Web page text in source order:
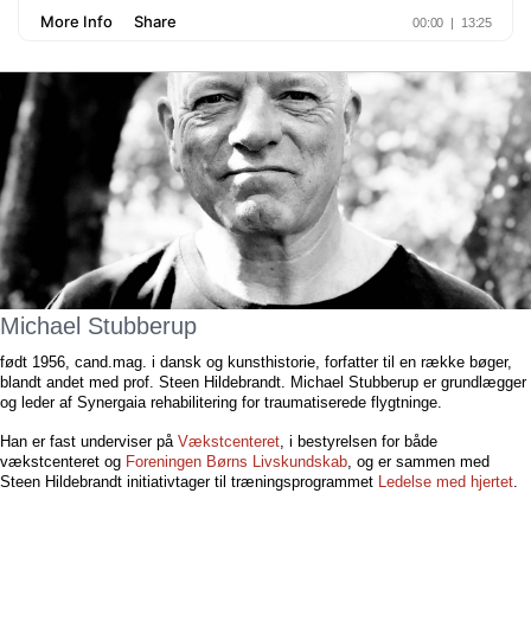
Michael Stubberup
født 1956, cand.mag. i dansk og kunsthistorie, forfatter til en række bøger,
blandt andet med prof. Steen Hildebrandt. Michael Stubberup er grundlægger
og leder af Synergaia rehabilitering for traumatiserede flygtninge.
Han er fast underviser på Vækstcenteret, i bestyrelsen for både
vækstcenteret og Foreningen Børns Livskundskab, og er sammen med
Steen Hildebrandt initiativtager til træningsprogrammet Ledelse med hjertet.